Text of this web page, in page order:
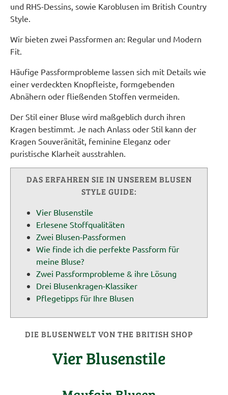
und RHS-Dessins, sowie Karoblusen im British Country
Style.
Wir bieten zwei Passformen an: Regular und Modern
Fit.
Häufige Passformprobleme lassen sich mit Details wie
einer verdeckten Knopfleiste, formgebenden
Abnähern oder fließenden Stoffen vermeiden.
Der Stil einer Bluse wird maßgeblich durch ihren
Kragen bestimmt. Je nach Anlass oder Stil kann der
Kragen Souveränität, feminine Eleganz oder
puristische Klarheit ausstrahlen.
DAS ERFAHREN SIE IN UNSEREM BLUSEN
STYLE GUIDE:
Vier Blusenstile
Erlesene Stoffqualitäten
Zwei Blusen-Passformen
Wie finde ich die perfekte Passform für
meine Bluse?
Zwei Passformprobleme & ihre Lösung
Drei Blusenkragen-Klassiker
Pflegetipps für Ihre Blusen
DIE BLUSENWELT VON THE BRITISH SHOP
Vier Blusenstile